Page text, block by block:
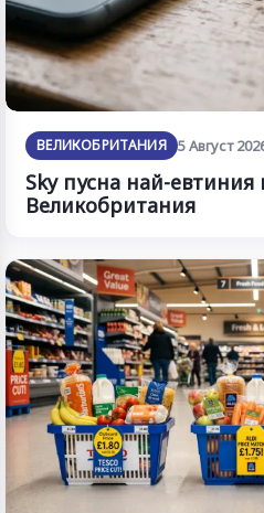
ВЕЛИКОБРИТАНИЯ 5 Август
Sky пусна най-
Великобритания